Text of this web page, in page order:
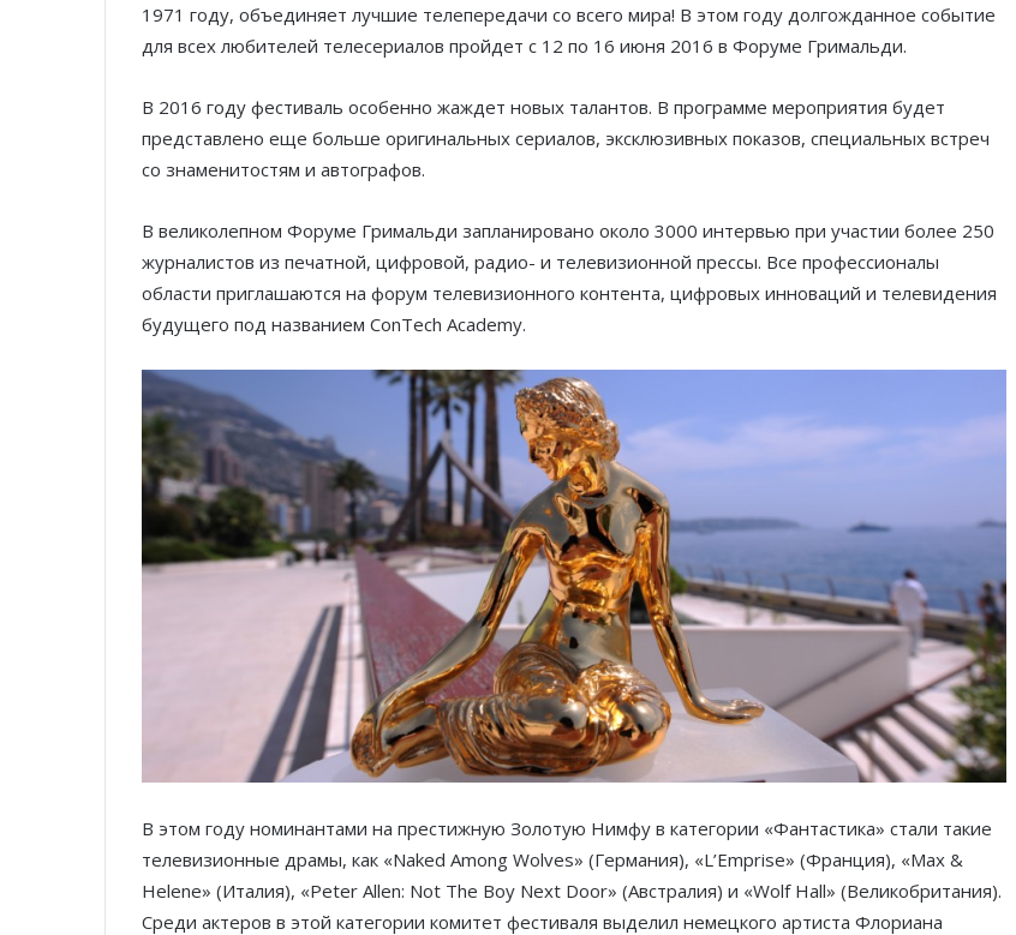
1971 году, объединяет лучшие телепередачи со всего мира! В этом году долгожданное событие
для всех любителей телесериалов пройдет с 12 по 16 июня 2016 в Форуме Гримальди.
В 2016 году фестиваль особенно жаждет новых талантов. В программе мероприятия будет
представлено еще больше оригинальных сериалов, эксклюзивных показов, специальных встреч
со знаменитостям и автографов.
В великолепном Форуме Гримальди запланировано около 3000 интервью при участии более 250
журналистов из печатной, цифровой, радио- и телевизионной прессы. Все профессионалы
области приглашаются на форум телевизионного контента, цифровых инноваций и телевидения
будущего под названием ConTech Academy.
В этом году номинантами на престижную Золотую Нимфу в категории «Фантастика» стали такие
телевизионные драмы, как «Naked Among Wolves» (Германия), «L’Emprise» (Франция), «Max &
Helene» (Италия), «Peter Allen: Not The Boy Next Door» (Австралия) и «Wolf Hall» (Великобритания).
Среди актеров в этой категории комитет фестиваля выделил немецкого артиста Флориана